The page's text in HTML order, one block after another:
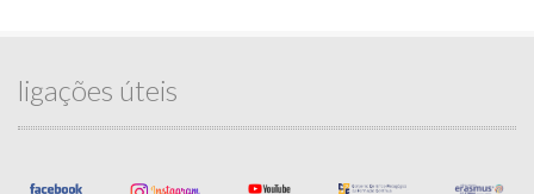
ligações úteis